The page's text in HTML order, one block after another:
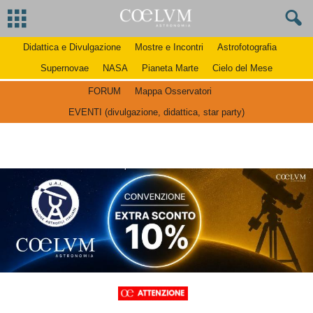
Didattica e Divulgazione Mostre e Incontri
Astrofotografia
Supernovae
NASA Pianeta Marte Cielo del Mese
FORUM
Mappa Osservatori
EVENTI (divulgazione, didattica, star party)